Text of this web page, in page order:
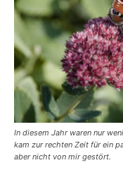
In diesem Jahr waren nur
kam zur rechten Zeit für ein
aber nicht von mir gestört.